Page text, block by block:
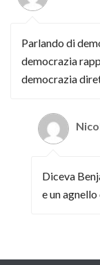
Parlando di
democrazia
democrazia
Diceva
e un